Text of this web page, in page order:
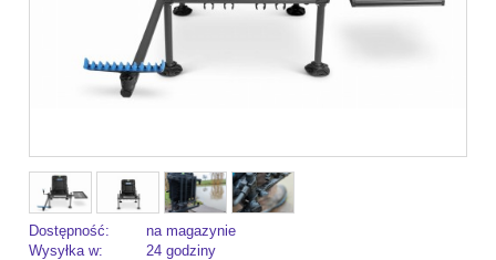
Dostępność:
na magazynie
Wysyłka w:
24 godziny